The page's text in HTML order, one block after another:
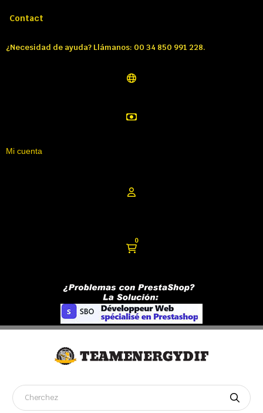
Contact
¿Necesidad de ayuda? Llámanos: 00 34 850 991 228.
Mi cuenta
0